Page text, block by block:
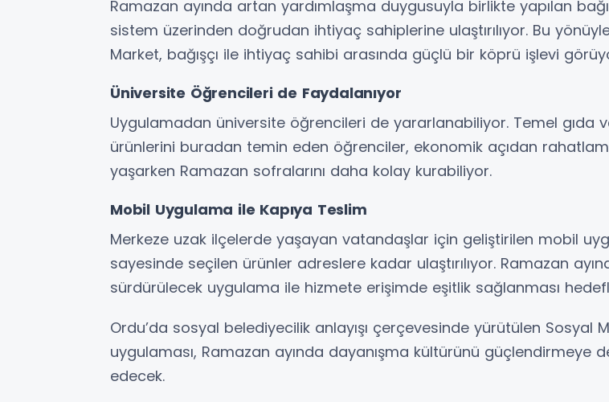
Ramazan ayında artan yardımlaşma duygusuyla birlikte yapılan
sistem üzerinden doğrudan ihtiyaç sahiplerine ulaştırılıyor. Bu
Market, bağışçı ile ihtiyaç sahibi arasında güçlü bir köprü işlevi
Üniversite Öğrencileri de Faydalanıyor
Uygulamadan üniversite öğrencileri de yararlanabiliyor. Temel gıda
ürünlerini buradan temin eden öğrenciler, ekonomik açıdan
yaşarken Ramazan sofralarını daha kolay kurabiliyor.
Mobil Uygulama ile Kapıya Teslim
Merkeze uzak ilçelerde yaşayan vatandaşlar için geliştirilen mobil
sayesinde seçilen ürünler adreslere kadar ulaştırılıyor. Ramazan
sürdürülecek uygulama ile hizmete erişimde eşitlik sağlanması
Ordu’da sosyal belediyecilik anlayışı çerçevesinde yürütülen Sosyal
uygulaması, Ramazan ayında dayanışma kültürünü güçlendirmeye
edecek.